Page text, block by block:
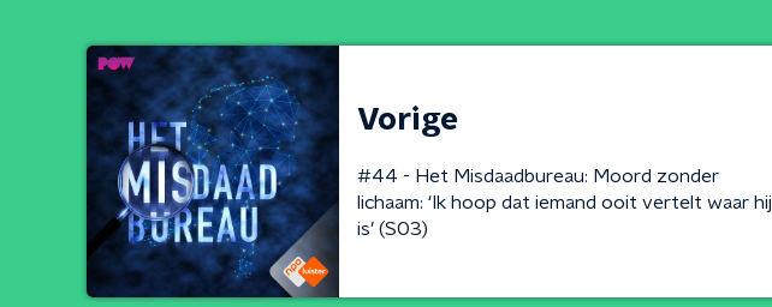
Vorige
#44 - Het Misdaadbureau: Moord zonder
lichaam: ‘Ik hoop dat iemand ooit vertelt waar hij
is’ (S03)